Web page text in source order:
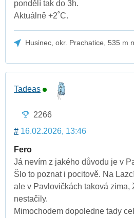
pondělí tak do 3h.
Aktuálně +2˚C.
Husinec, okr. Prachatice, 535 m
Tadeas
2266
# 16.02.2026, 13:46
Fero
Já nevím z jakého důvodu je v
Šlo to poznat i pocitově. Na
ale v Pavlovičkách taková zima,
nestačily.
Mimochodem dopoledne tady